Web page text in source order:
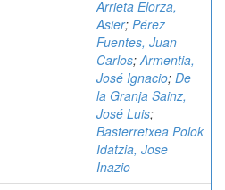
Arrieta Elorza,
Asier; Pérez
Fuentes, Juan
Carlos;Armentia,
José Ignacio; De
la Granja Sainz,
José Luis;
Basterretxea Polok
Idatzia, Jose
Inazio